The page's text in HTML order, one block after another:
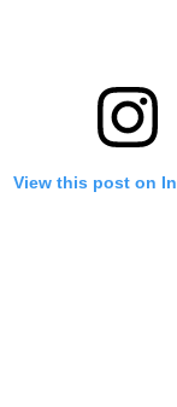
View this post on